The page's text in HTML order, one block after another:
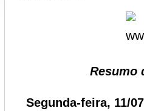
Resumo
Segunda-feira, 11/